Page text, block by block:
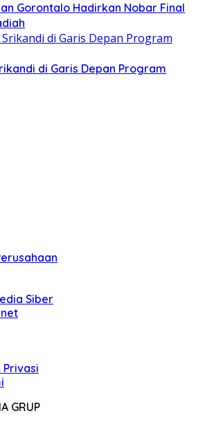
Gorontalo Hadirkan Nobar Final
di Garis Depan Program
Siber
Privasi
GRUP